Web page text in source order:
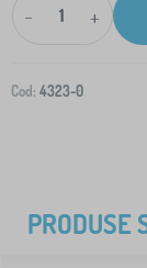
- +
Cod: 4323-0
PRODUSE